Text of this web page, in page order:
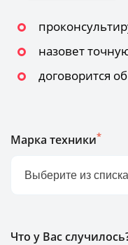
назовет
договорится
Марка техники*
Что у Вас